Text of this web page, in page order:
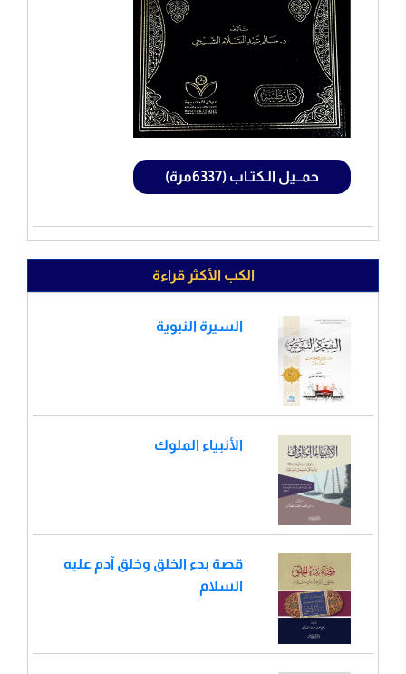
حمــيل الـكتـاب (6337مرة)
الكب الأكثر قراءة
السيرة النبوية
الأنبياء الملوك
قصة بدء الخلق وخلق آدم عليه
السلام